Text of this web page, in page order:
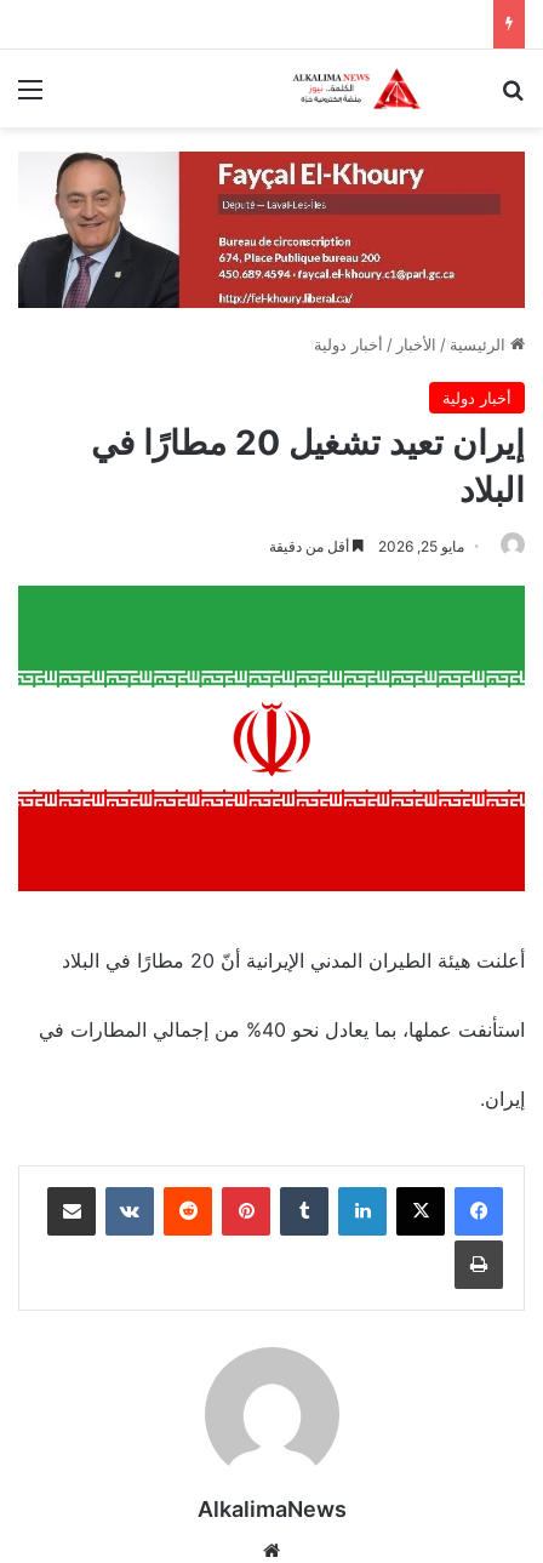
الرئيسية / الأخبار / أخبار دولية
أخبار دولية
إيران تعيد تشغيل 20 مطارًا في
البلاد
مايو 25, 2026 أقل من دقيقة
أعلنت هيئة الطيران المدني الإيرانية أنّ 20 مطارًا في البلاد
استأنفت عملها، بما يعادل نحو 40% من إجمالي المطارات في
إيران.
لينكدإن بينتيريست
AlkalimaNews